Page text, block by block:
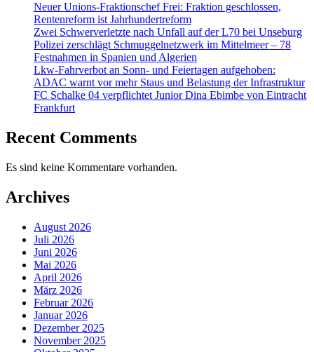
Neuer Unions-Fraktionschef Frei: Fraktion geschlossen,
Rentenreform ist Jahrhundertreform
Zwei Schwerverletzte nach Unfall auf der L70 bei Unseburg
Polizei zerschlägt Schmuggelnetzwerk im Mittelmeer – 78
Festnahmen in Spanien und Algerien
Lkw-Fahrverbot an Sonn- und Feiertagen aufgehoben:
ADAC warnt vor mehr Staus und Belastung der Infrastruktur
FC Schalke 04 verpflichtet Junior Dina Ebimbe von Eintracht
Frankfurt
Recent Comments
Es sind keine Kommentare vorhanden.
Archives
August 2026
Juli 2026
Juni 2026
Mai 2026
April 2026
März 2026
Februar 2026
Januar 2026
Dezember 2025
November 2025